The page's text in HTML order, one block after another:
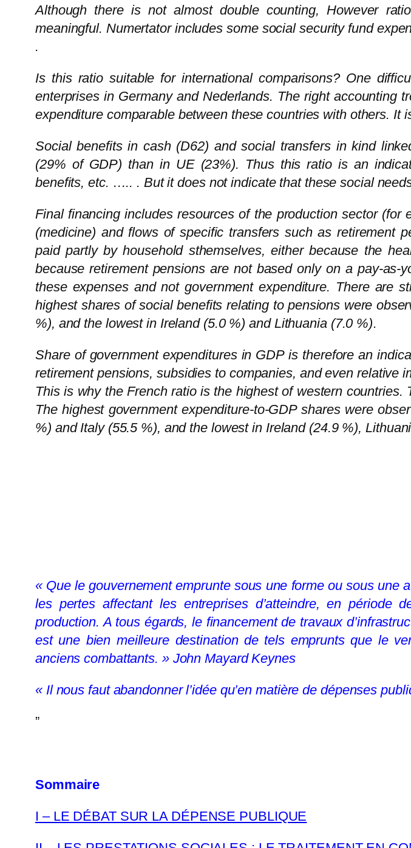
Although there is not almost double counting, However
meaningful. Numertator includes some social security fund
.
Is this ratio suitable for international comparisons? One
enterprises in Germany and Nederlands. The right accounting
expenditure comparable between these countries with others. It
Social benefits in cash (D62) and social transfers in kind
(29% of GDP) than in UE (23%). Thus this ratio is an
benefits, etc. ….. . But it does not indicate that these social
Final financing includes resources of the production sector
(medicine) and flows of specific transfers such as retirement
paid partly by household sthemselves, either because the
because retirement pensions are not based only on a pay-
these expenses and not government expenditure. There are
highest shares of social benefits relating to pensions were
%), and the lowest in Ireland (5.0 %) and Lithuania (7.0 %).
Share of government expenditures in GDP is therefore an
retirement pensions, subsidies to companies, and even
This is why the French ratio is the highest of western
The highest government expenditure-to-GDP shares were
%) and Italy (55.5 %), and the lowest in Ireland (24.9 %),
« Que le gouvernement emprunte sous une forme ou sous une
les pertes affectant les entreprises d’atteindre, en période
production. A tous égards, le financement de travaux
est une bien meilleure destination de tels emprunts que le
anciens combattants. » John Mayard Keynes
« Il nous faut abandonner l’idée qu’en matière de dépenses
”
Sommaire
I – LE DÉBAT SUR LA DÉPENSE PUBLIQUE